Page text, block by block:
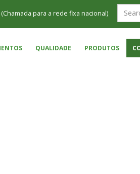
(Chamada para a rede fixa nacional)
QUALIDADE PRODUTOS